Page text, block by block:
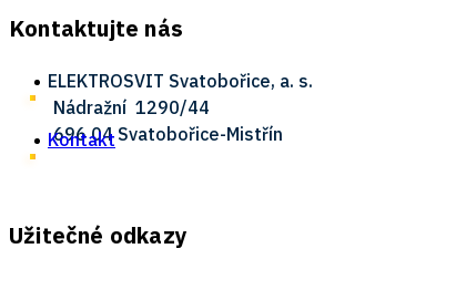
Kontaktujte nás
ELEKTROSVIT Svatobořice, a. s.
Nádražní ­ 1290/44
696 04 Svatobořice-Mistřín
Kontakt
Užitečné odkazy